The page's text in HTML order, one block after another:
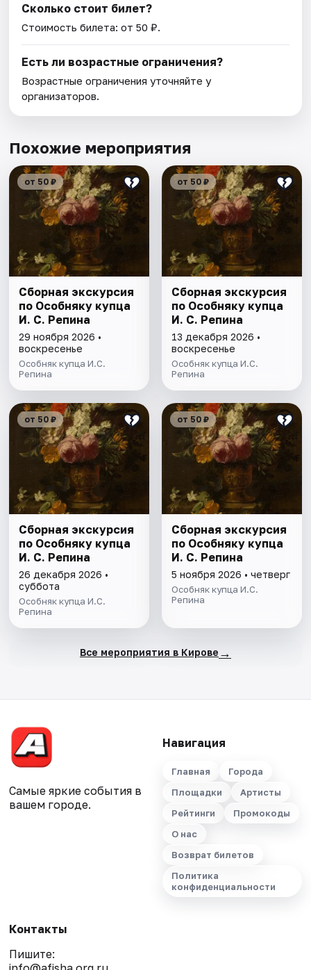
Сколько стоит билет?
Стоимость билета: от 50 ₽.
Есть ли возрастные ограничения?
Возрастные ограничения уточняйте у
организаторов.
Похожие мероприятия
от 50 ₽
Сборная экскурсия
по Особняку купца
И. С. Репина
29 ноября 2026 •
воскресенье
Особняк купца И.С.
Репина
от 50 ₽
Сборная экскурсия
по Особняку купца
И. С. Репина
13 декабря 2026 •
воскресенье
Особняк купца И.С.
Репина
от 50 ₽
Сборная экскурсия
по Особняку купца
И. С. Репина
26 декабря 2026 •
суббота
Особняк купца И.С.
Репина
от 50 ₽
Сборная экскурсия
по Особняку купца
И. С. Репина
5 ноября 2026 • четверг
Особняк купца И.С.
Репина
Все мероприятия в Кирове →
Самые яркие события в
вашем городе.
Навигация
Главная
Города
Площадки
Артисты
Рейтинги
Промокоды
О нас
Возврат билетов
Политика
конфиденциальности
Контакты
Пишите: